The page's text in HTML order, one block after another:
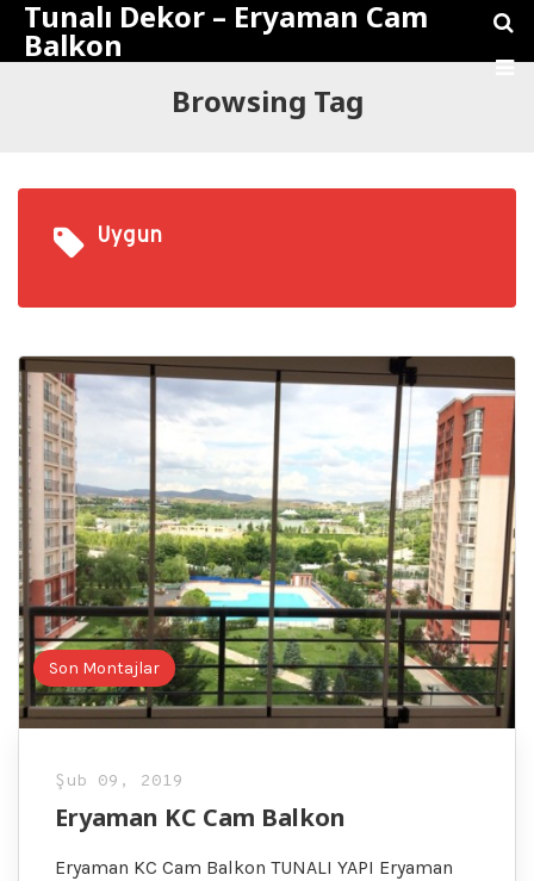
Tunalı Dekor – Eryaman Cam
Balkon
Browsing Tag
Uygun
Son Montajlar
Şub 09, 2019
Eryaman KC Cam Balkon
Eryaman KC Cam Balkon TUNALI YAPI Eryaman